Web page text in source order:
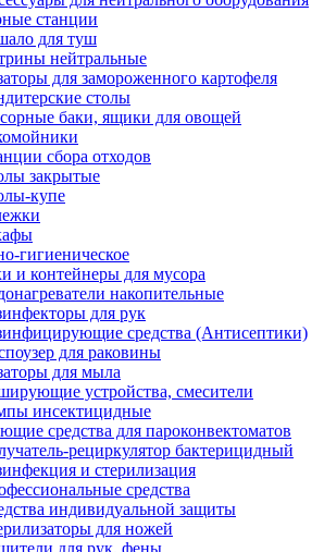
станции
для туш
нейтральные
для замороженного картофеля
столы
баки, ящики для овощей
сбора отходов
закрытые
купе
гигиеническое
и контейнеры для мусора
накопительные
для рук
средства (Антисептики)
для раковины
для мыла
устройства, смесители
инсектицидные
средства для пароконвектоматов
рециркулятор бактерицидный
и стерилизация
средства
индивидуальной защиты
для ножей
для рук, фены